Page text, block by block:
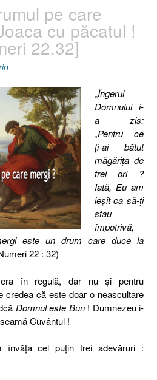
pe care
cu păcatul !
22.32]
„Îngerul
Domnului i-
a zis:
„Pentru ce
ţi-ai bătut
măgăriţa de
trei ori ?
Iată, Eu am
ieşit ca să-ţi
stau
împotrivă,
este un drum care duce la
22 : 32)
era în regulă, dar nu şi pentru
credea că este doar o neascultare
Domnul este Bun! Dumnezeu i-
Cuvântul !
învăţa cel puţin trei adevăruri :